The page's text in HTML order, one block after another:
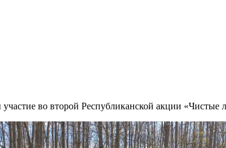
во второй Республиканской акции «Чистые